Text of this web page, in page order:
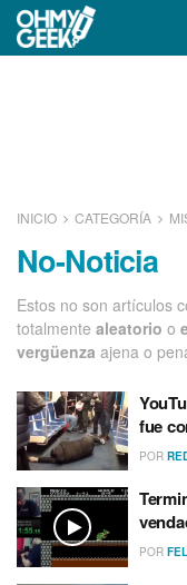
INICIO CATEGORÍA
No-Noticia
Estos no son artí­culos
totalmente aleatorio o
vergüenza ajena o
fue
POR
POR